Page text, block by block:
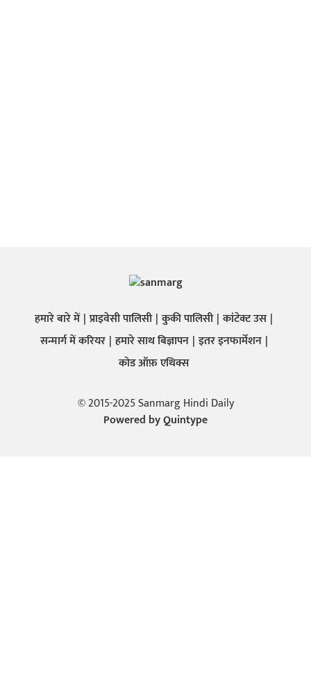
हमारे बारे में प्राइवेसी पालिसी कुकी पालिसी कांटेक्ट उस
सन्मार्ग में करियर हमारे साथ बिज्ञापन इतर इनफार्मेशन
कोड ऑफ़ एथिक्स
© 2015-2025 Sanmarg Hindi Daily
Powered byQuintype